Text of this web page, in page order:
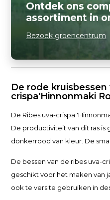
Ontdek ons
assortiment in
Bezoek groencentrum
De rode kruisbessen
crispa'Hinnonmaki
De Ribes uva-crispa
De productiviteit van dit ras is
donkerrood van kleur. De
De bessen van de ribes uva-
geschikt voor het maken van
ook te vers te gebruiken in